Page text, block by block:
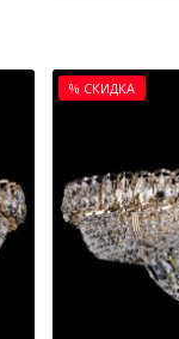
% СКИДКА